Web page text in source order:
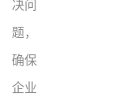
决问
题，
确保
企业